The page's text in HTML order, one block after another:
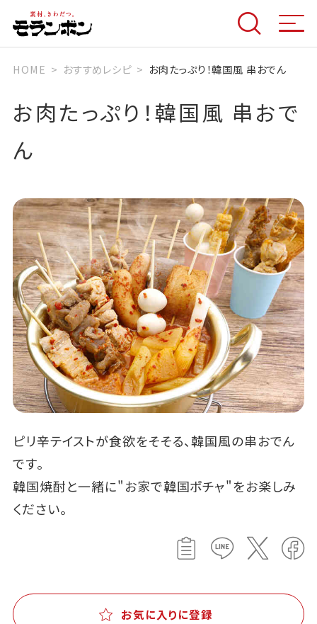
HOME おすすめレシピ お肉たっぷり！韓国風 串おでん
お肉たっぷり！韓国風 串おで
ん
ピリ辛テイストが食欲をそそる、韓国風の串おでん
です。
韓国焼酎と一緒に"お家で韓国ポチャ"をお楽しみ
ください。
お気に入りに登録